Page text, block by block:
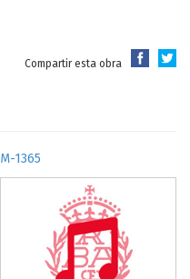
Compartir esta obra
M-1365